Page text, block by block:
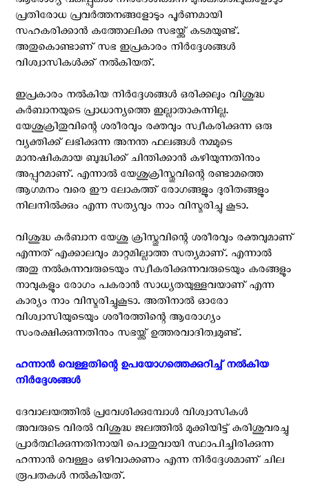
പ്രതിരോധ പ്രവര്‍ത്തനങ്ങളോടും പൂര്‍ണമായി
സഹകരിക്കാന്‍ കത്തോലിക്ക സഭയ്ക്ക് കടമയുണ്ട്.
അതുകൊണ്ടാണ് സഭ ഇപ്രകാരം നിർദ്ദേശങ്ങൾ
വിശ്വാസികൾക്ക് നൽകിയത്.
ഇപ്രകാരം നൽകിയ നിർദ്ദേശങ്ങൾ ഒരിക്കലും വിശുദ്ധ
കുർബാനയുടെ പ്രാധാന്യത്തെ ഇല്ലാതാകുന്നില്ല.
യേശുക്രിതുവിന്റെ ശരീരവും രക്തവും സ്വീകരിക്കുന്ന ഒരു
വ്യക്തിക്ക് ലഭിക്കുന്ന അനന്ത ഫലങ്ങൾ നമ്മുടെ
മാനുഷികമായ ബുദ്ധിക്ക് ചിന്തിക്കാൻ കഴിയുന്നതിനും
അപ്പുറമാണ്. എന്നാൽ യേശുക്രിസ്തുവിന്റെ രണ്ടാമത്തെ
ആഗമനം വരെ ഈ ലോകത്ത് രോഗങ്ങളും ദുരിതങ്ങളും
നിലനിൽക്കും എന്ന സത്യവും നാം വിസ്മരിച്ചു കൂടാ.
വിശുദ്ധ കുർബാന യേശു ക്രിസ്തുവിന്റെ ശരീരവും രക്തവുമാണ്
എന്നത് എക്കാലവും മാറ്റമില്ലാത്ത സത്യമാണ്. എന്നാൽ
അതു നൽകുന്നവരുടെയും സ്വീകരിക്കുന്നവരുടെയും കരങ്ങളും
നാവുകളും രോഗം പകരാൻ സാധ്യതയുള്ളവയാണ് എന്ന
കാര്യം നാം വിസ്മരിച്ചുകൂടാ. അതിനാൽ ഓരോ
വിശ്വാസിയുടെയും ശരീരത്തിന്റെ ആരോഗ്യം
സംരക്ഷിക്കുന്നതിനും സഭയ്ക്ക് ഉത്തരവാദിത്വമുണ്ട്.
ഹന്നാൻ വെള്ളതിന്റെ ഉപയോഗത്തെക്കുറിച്ച് നൽകിയ
നിർദ്ദേശങ്ങൾ ‍
ദേവാലയത്തിൽ പ്രവേശിക്കുമ്പോൾ വിശ്വാസികൾ
അവരുടെ വിരല്‍ വിശുദ്ധ ജലത്തില്‍ മുക്കിയിട്ട് കുരിശുവരച്ചു
പ്രാര്‍ത്ഥിക്കുന്നതിനായി പൊതുവായി സ്ഥാപിച്ചിരിക്കുന്ന
ഹന്നാൻ വെള്ളം ഒഴിവാക്കണം എന്ന നിർദ്ദേശമാണ് ചില
രൂപതകൾ നൽകിയത്.